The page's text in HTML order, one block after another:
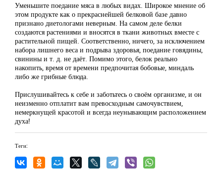
Уменьшите поедание мяса в любых видах. Широкое мнение об
этом продукте как о прекраснейшей белковой базе давно
признано диетологами неверным. На самом деле белки
создаются растениями и вносятся в ткани животных вместе с
растительной пищей. Соответственно, ничего, за исключением
набора лишнего веса и подрыва здоровья, поедание говядины,
свинины и т. д. не даёт. Помимо этого, белок реально
накопить, время от времени предпочитая бобовые, миндаль
либо же грибные блюда.
Прислушивайтесь к себе и заботьтесь о своём организме, и он
неизменно отплатит вам превосходным самочувствием,
немеркнущей красотой и всегда неунывающим расположением
духа!
Теги: